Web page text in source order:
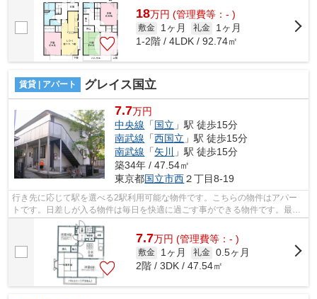
18万円 (管理費等：- )
敷金 1ヶ月 礼金
1ヶ月
1-2階 / 4LDK / 92.74㎡
賃貸 | アパート グレイス国立
7.7万円
中央線 「国立 」駅 徒歩15分
南武線 「西国立 」駅 徒歩15分
南武線 「矢川 」駅 徒歩15分
築34年 / 47.54㎡
東京都国立市西２丁目8-19
行き先に応じて駅を選べる2駅利用可能な物件です。こちらの物件はアパー
トです。日差しが入る物件は毎日を快適に過ごす事ができる物件です。最上
階の物件です。当社スタッフが地域の賃...
7.7万円 (管理費等：- )
敷金 1ヶ月 礼金 0.5ヶ月
2階 / 3DK / 47.54㎡